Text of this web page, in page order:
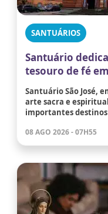
SANTUÁRIOS
Santuário
tesouro de fé
Santuário São José,
arte sacra e
importantes
08 AGO 2026 - 07H55